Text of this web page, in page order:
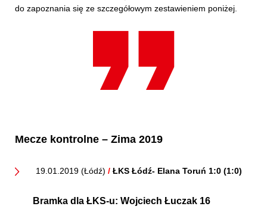
do zapoznania się ze szczegółowym zestawieniem poniżej.
Mecze kontrolne – Zima 2019
19.01.2019 (Łódź) / ŁKS Łódź- Elana Toruń 1:0 (1:0)
Bramka dla ŁKS-u: Wojciech Łuczak 16